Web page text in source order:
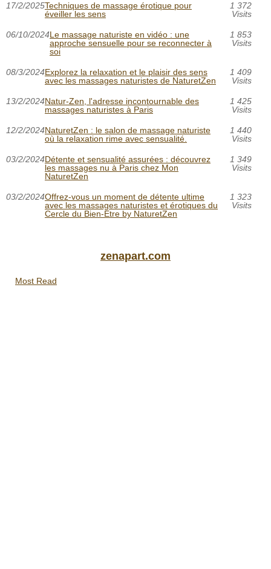
17/2/2025Techniques de massage érotique pour
éveiller les sens
1 372
Visits
06/10/2024Le massage naturiste en vidéo : une
approche sensuelle pour se reconnecter à
soi
1 853
Visits
08/3/2024Explorez la relaxation et le plaisir des sens
avec les massages naturistes de NaturetZen
1 409
Visits
13/2/2024Natur-Zen, l'adresse incontournable des
massages naturistes à Paris
1 425
Visits
12/2/2024NaturetZen : le salon de massage naturiste
où la relaxation rime avec sensualité.
1 440
Visits
03/2/2024Détente et sensualité assurées : découvrez
les massages nu à Paris chez Mon
NaturetZen
1 349
Visits
03/2/2024Offrez-vous un moment de détente ultime
avec les massages naturistes et érotiques du
Cercle du Bien-Etre by NaturetZen
1 323
Visits
zenapart.com
Most Read